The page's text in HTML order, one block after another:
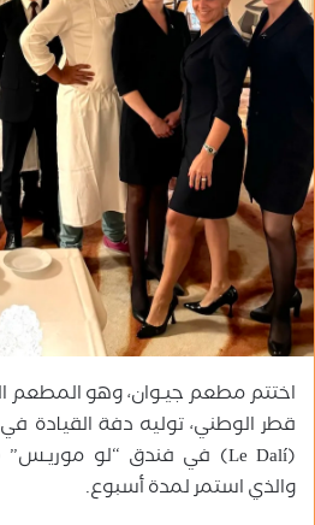
إ
ت
و
ن
ي
ا
اختتم مطعم جيـوان، وهو المطعم
قطر الوطني، توليه دفة
والذي استمر لمدة أسبوع.